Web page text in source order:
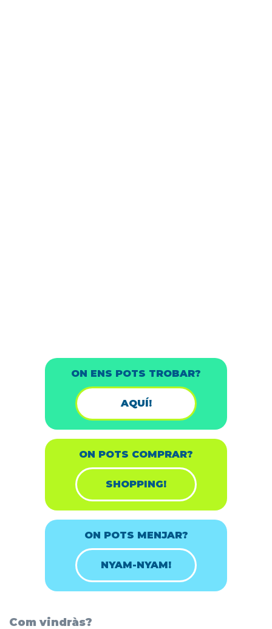
ON ENS POTS TROBAR?
AQUÍ!
ON POTS COMPRAR?
SHOPPING!
ON POTS MENJAR?
NYAM-NYAM!
Com vindràs?